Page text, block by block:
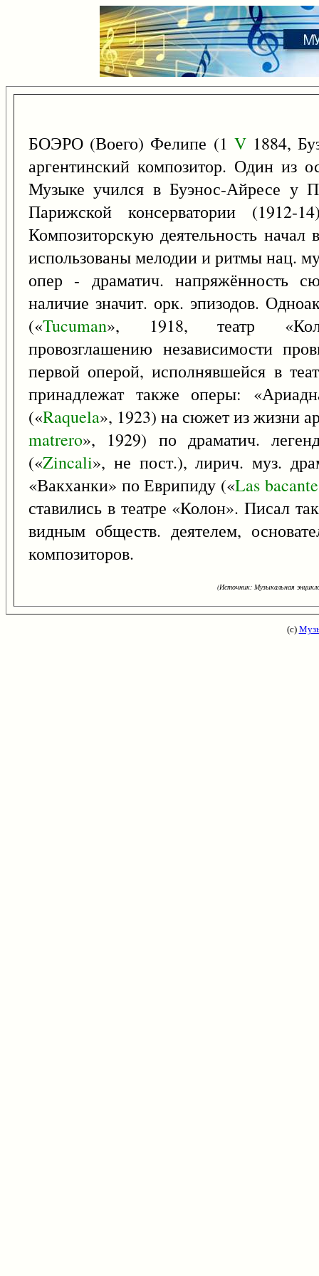
БОЭРО (Воего) Фелипе (1 V1884,
аргентинский композитор. Один из
Музыке учился в Буэнос-Айресе у
Парижской консерватории
Композиторскую деятельность
использованы мелодии и ритмы нац.
опер - драматич. напряжённость
наличие значит. орк. эпизодов.
(«Tucuman», 1918, театр
провозглашению независимости
первой оперой, исполнявшейся в
принадлежат также оперы:
(«Raquela», 1923) на сюжет из жизни
matrero», 1929) по драматич.
(«Zincali», не пост.), лирич. муз.
«Вакханки» по Еврипиду («Las
ставились в театре «Колон». Писал
видным обществ. деятелем,
композиторов.
(Источник: Музыкальная
(с)